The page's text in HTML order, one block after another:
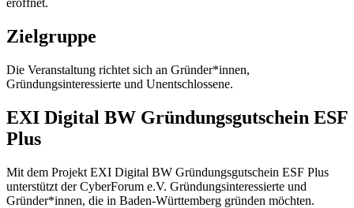
Zielgruppe
Die Veranstaltung richtet sich an Gründer*innen,
Gründungsinteressierte und Unentschlossene.
EXI Digital BW Gründungsgutschein ESF
Plus
Mit dem Projekt EXI Digital BW Gründungsgutschein ESF Plus
unterstützt der CyberForum e.V. Gründungsinteressierte und
Gründer*innen, die in Baden-Württemberg gründen möchten.